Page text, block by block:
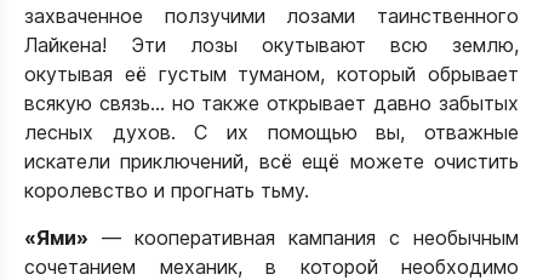
захваченное ползучими лозами таинственного
Лайкена! Эти лозы окутывают всю землю,
окутывая её густым туманом, который обрывает
всякую связь… но также открывает давно забытых
лесных духов. С их помощью вы, отважные
искатели приключений, всё ещё можете очистить
королевство и прогнать тьму.
«Ями» — кооперативная кампания с необычным
сочетанием механик, в которой необходимо